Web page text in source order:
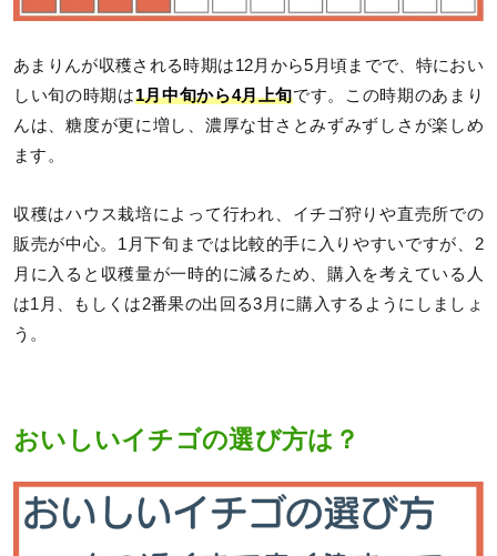
あまりんが収穫される時期は12月から5月頃までで、特におい
しい旬の時期は1月中旬から4月上旬です。この時期のあまり
んは、糖度が更に増し、濃厚な甘さとみずみずしさが楽しめ
ます。
収穫はハウス栽培によって行われ、イチゴ狩りや直売所での
販売が中心。1月下旬までは比較的手に入りやすいですが、2
月に入ると収穫量が一時的に減るため、購入を考えている人
は1月、もしくは2番果の出回る3月に購入するようにしましょ
う。
おいしいイチゴの選び方は？